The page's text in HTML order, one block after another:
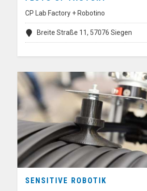
CP Lab Factory + Robotino
Breite Straße 11, 57076 Siegen
SENSITIVE ROBOTIK